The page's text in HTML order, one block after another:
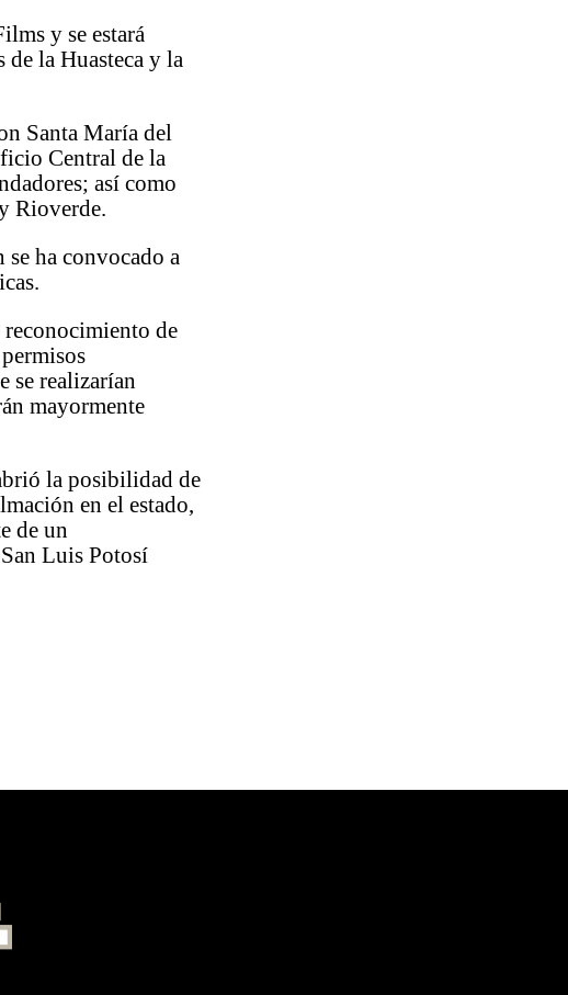
y se estará
la Huasteca y la
Santa María del
Central de la
así como
Rioverde.
se ha convocado a
reconocimiento de
se realizarían
mayormente
la posibilidad de
en el estado,
de un
Luis Potosí